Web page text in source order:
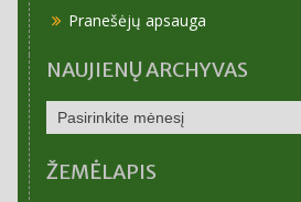
Pranešėjų apsauga
NAUJIENŲ ARCHYVAS
NAUJIENŲ
ARCHYVAS
ŽEMĖLAPIS